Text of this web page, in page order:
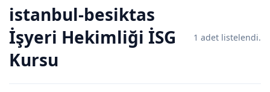
istanbul-besiktas
İşyeri Hekimliği İSG
Kursu
1 adet listelendi.